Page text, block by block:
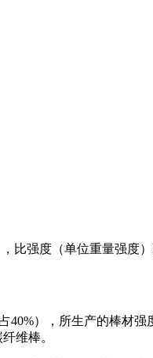
比强度（单位重量强度
），所生产的棒材强
维棒。